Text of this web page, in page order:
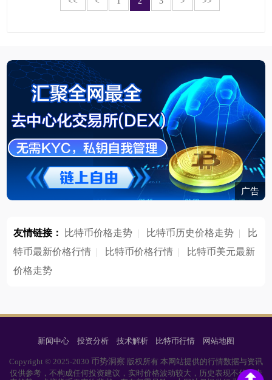
广告
友情链接： 比特币价格走势 | 比特币历史价格走势 | 比
特币最新价格行情 | 比特币价格行情 | 比特币美元最新
价格走势
新闻中心 投资分析 技术解析 比特币行情 网站地图
Copyright © 2025-2030 币势洞察 版权所有 本网站提供的行情数据与资讯
仅供参考，不构成任何投资建议，实时价格波动较大，历史表现不代表未